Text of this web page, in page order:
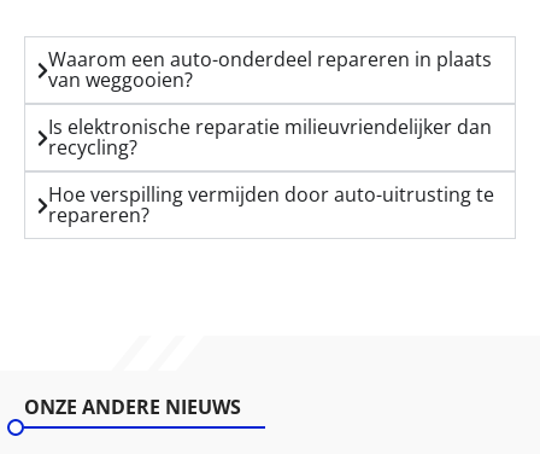
Waarom een auto-onderdeel repareren in plaats
van weggooien?
Is elektronische reparatie milieuvriendelijker dan
recycling?
Hoe verspilling vermijden door auto-uitrusting te
repareren?
ONZE ANDERE NIEUWS